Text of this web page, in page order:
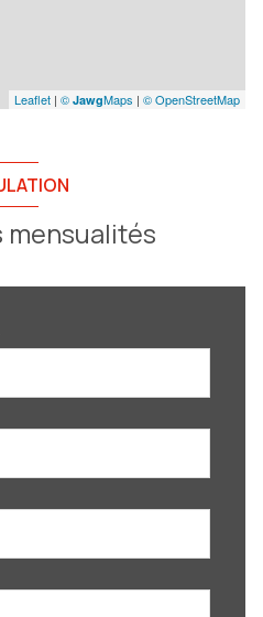
Leaflet | © JawgMaps | © OpenStreetMap
mensualités